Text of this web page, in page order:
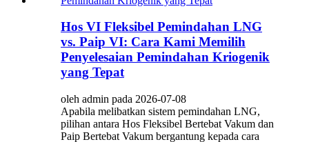
Hos VI Fleksibel Pemindahan LNG
vs. Paip VI: Cara Kami Memilih
Penyelesaian Pemindahan Kriogenik
yang Tepat
oleh admin pada 2026-07-08
Apabila melibatkan sistem pemindahan LNG,
pilihan antara Hos Fleksibel Bertebat Vakum dan
Paip Bertebat Vakum bergantung kepada cara